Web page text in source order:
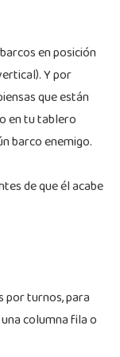
en posición
Y por
que están
en tu tablero
barco enemigo.
de que él acabe
por turnos, para
columna fila o